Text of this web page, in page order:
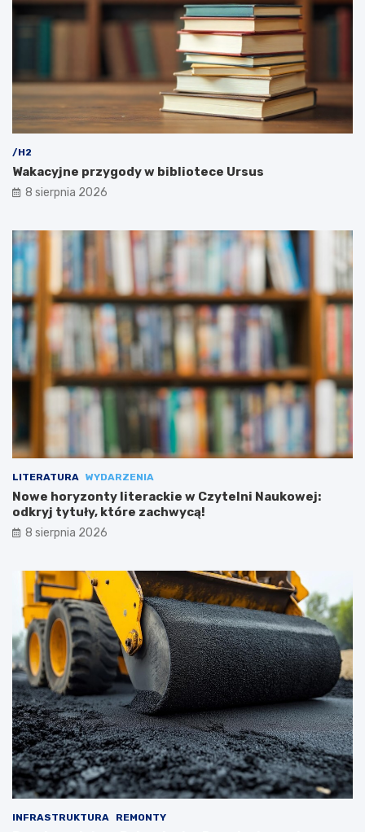
/H2
Wakacyjne przygody w bibliotece Ursus
8 sierpnia 2026
LITERATURA WYDARZENIA
Nowe horyzonty literackie w Czytelni Naukowej:
odkryj tytuły, które zachwycą!
8 sierpnia 2026
INFRASTRUKTURA REMONTY